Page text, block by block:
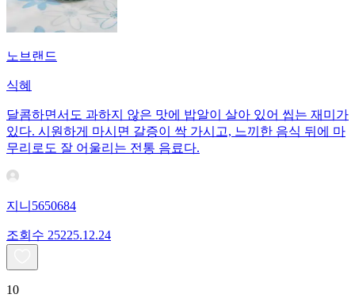
노브랜드
식혜
달콤하면서도 과하지 않은 맛에 밥알이 살아 있어 씹는 재미가
있다. 시원하게 마시면 갈증이 싹 가시고, 느끼한 음식 뒤에 마
무리로도 잘 어울리는 전통 음료다.
지니5650684
조회수 25225.12.24
10